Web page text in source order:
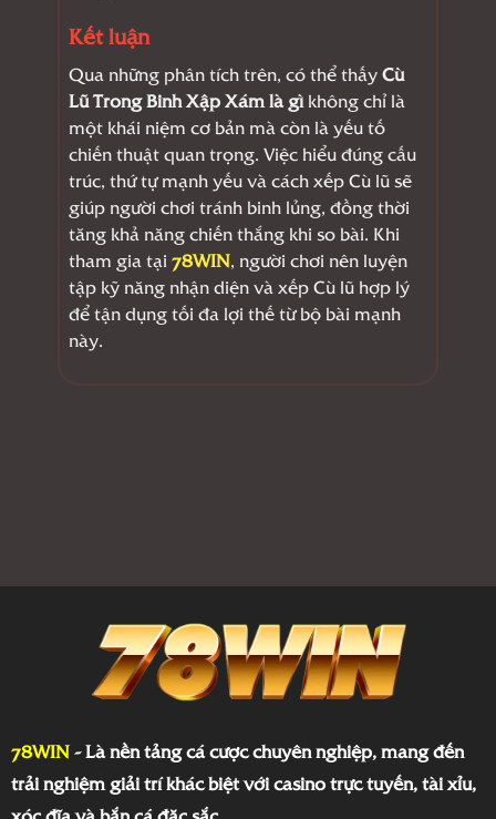
Kết luận
Qua những phân tích trên, có thể thấyCù
Lũ Trong Binh Xập Xám là gì không chỉ là
một khái niệm cơ bản mà còn là yếu tố
chiến thuật quan trọng. Việc hiểu đúng cấu
trúc, thứ tự mạnh yếu và cách xếp Cù lũ sẽ
giúp người chơi tránh binh lủng, đồng thời
tăng khả năng chiến thắng khi so bài. Khi
tham gia tại 78WIN, người chơi nên luyện
tập kỹ năng nhận diện và xếp Cù lũ hợp lý
để tận dụng tối đa lợi thế từ bộ bài mạnh
này.
78WIN-Là nền tảng cá cược chuyên nghiệp, mang đến
trải nghiệm giải trí khác biệt với casino trực tuyến, tài xỉu,